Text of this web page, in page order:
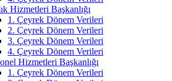
Hizmetleri Başkanlığı
1. Çeyrek Dönem Verileri
2. Çeyrek Dönem Verileri
3. Çeyrek Dönem Verileri
4. Çeyrek Dönem Verileri
Hizmetleri Başkanlığı
1. Çeyrek Dönem Verileri